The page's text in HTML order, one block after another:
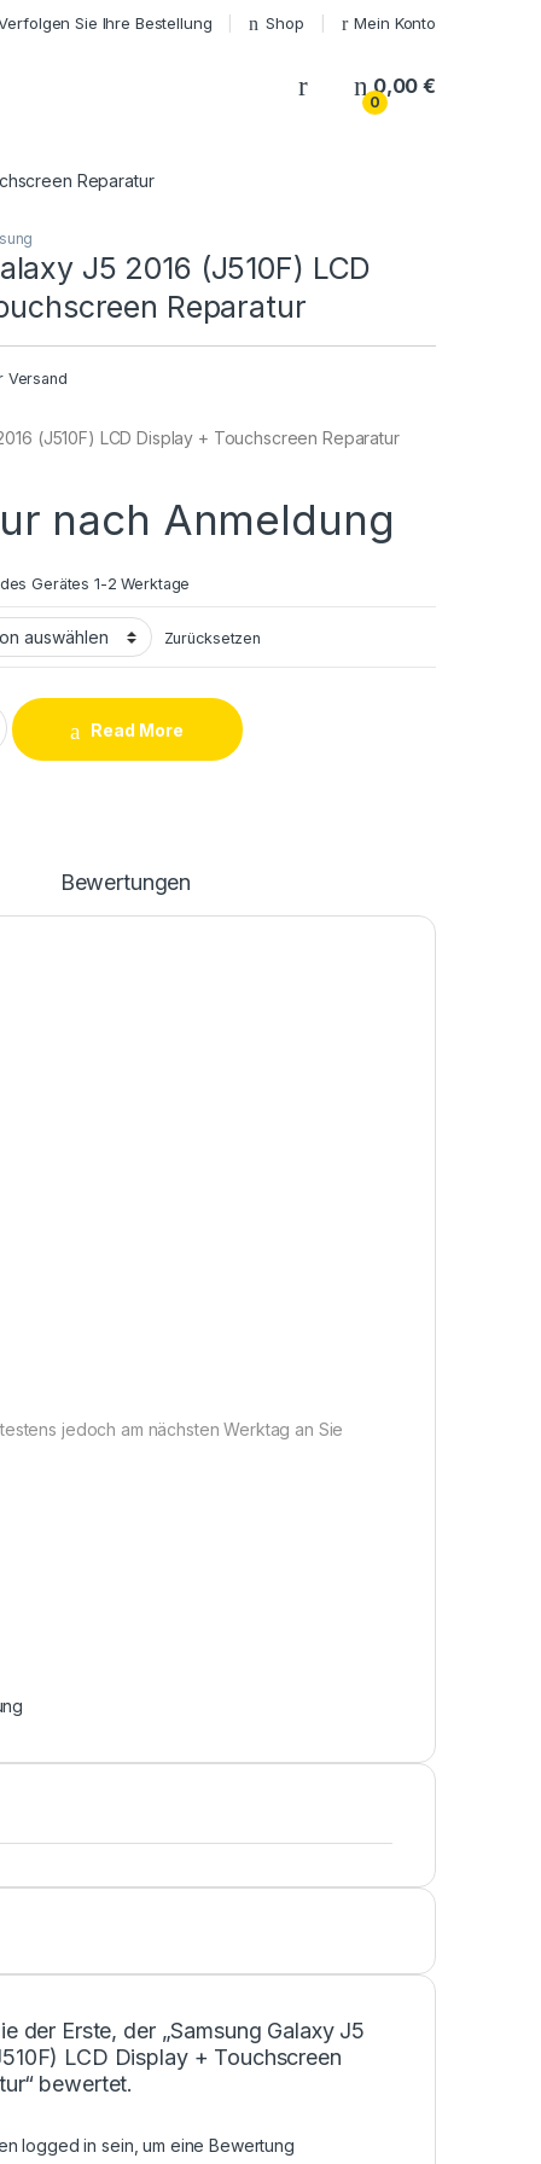
Sie Ihre Bestellung Shop Mein Konto
My Account
0
0,00€
Reparatur
J5 2016 (J510F) LCD
Reparatur
Versand
(J510F) LCD Display + Touchscreen Reparatur
nach Anmeldung
Gerätes 1-2 Werktage
Zurücksetzen
2016 (J510F) LCD Display + Touchscreen Reparatur quantity
Read More
Bewertungen
jedoch am nächsten Werktag an Sie
der Erste, der „Samsung Galaxy J5
LCD Display + Touchscreen
bewertet.
logged in sein, um eine Bewertung